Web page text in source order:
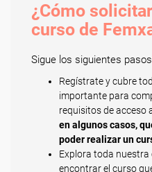
¿Cómo
curso de
Sigue los siguientes
Regístrate y cubre
importante para
requisitos de acceso
en algunos casos,
poder realizar un
Explora toda
encontrar el curso